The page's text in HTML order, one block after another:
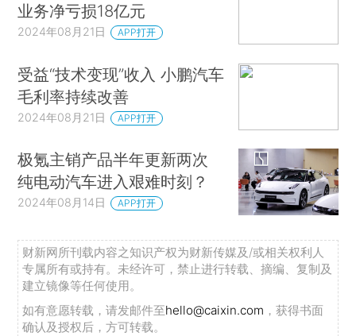
业务净亏损18亿元
2024年08月21日 APP打开
受益“技术变现”收入 小鹏汽车
毛利率持续改善
2024年08月21日 APP打开
极氪主销产品半年更新两次
纯电动汽车进入艰难时刻？
2024年08月14日 APP打开
财新网所刊载内容之知识产权为财新传媒及/或相关权利人
专属所有或持有。未经许可，禁止进行转载、摘编、复制及
建立镜像等任何使用。
如有意愿转载，请发邮件至hello@caixin.com ，获得书面
确认及授权后，方可转载。